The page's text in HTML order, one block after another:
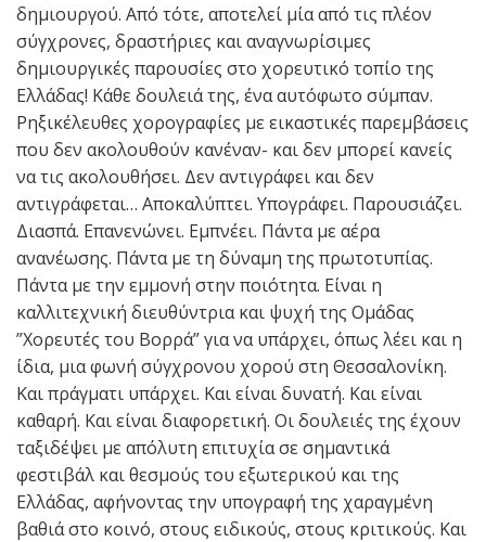
δημιουργού. Από τότε, αποτελεί μία από τις πλέον
σύγχρονες, δραστήριες και αναγνωρίσιμες
δημιουργικές παρουσίες στο χορευτικό τοπίο της
Ελλάδας! Κάθε δουλειά της, ένα αυτόφωτο σύμπαν.
Ρηξικέλευθες χορογραφίες με εικαστικές παρεμβάσεις
που δεν ακολουθούν κανέναν- και δεν μπορεί κανείς
να τις ακολουθήσει. Δεν αντιγράφει και δεν
αντιγράφεται… Αποκαλύπτει. Υπογράφει. Παρουσιάζει.
Διασπά. Επανενώνει. Εμπνέει. Πάντα με αέρα
ανανέωσης. Πάντα με τη δύναμη της πρωτοτυπίας.
Πάντα με την εμμονή στην ποιότητα. Είναι η
καλλιτεχνική διευθύντρια και ψυχή της Ομάδας
”Χορευτές του Βορρά” για να υπάρχει, όπως λέει και η
ίδια, μια φωνή σύγχρονου χορού στη Θεσσαλονίκη.
Και πράγματι υπάρχει. Και είναι δυνατή. Και είναι
καθαρή. Και είναι διαφορετική. Οι δουλειές της έχουν
ταξιδέψει με απόλυτη επιτυχία σε σημαντικά
φεστιβάλ και θεσμούς του εξωτερικού και της
Ελλάδας, αφήνοντας την υπογραφή της χαραγμένη
βαθιά στο κοινό, στους ειδικούς, στους κριτικούς. Και